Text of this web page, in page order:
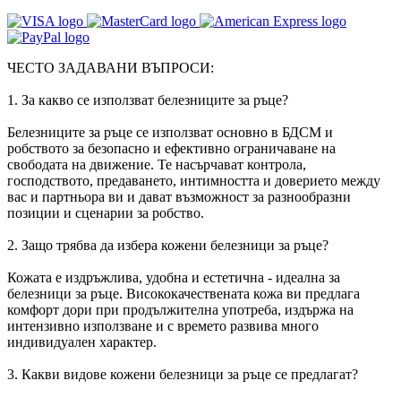
ЧЕСТО ЗАДАВАНИ ВЪПРОСИ:
1. За какво се използват белезниците за ръце?
Белезниците за ръце се използват основно в БДСМ и
робството за безопасно и ефективно ограничаване на
свободата на движение. Те насърчават контрола,
господството, предаването, интимността и доверието между
вас и партньора ви и дават възможност за разнообразни
позиции и сценарии за робство.
2. Защо трябва да избера кожени белезници за ръце?
Кожата е издръжлива, удобна и естетична - идеална за
белезници за ръце. Висококачествената кожа ви предлага
комфорт дори при продължителна употреба, издържа на
интензивно използване и с времето развива много
индивидуален характер.
3. Какви видове кожени белезници за ръце се предлагат?